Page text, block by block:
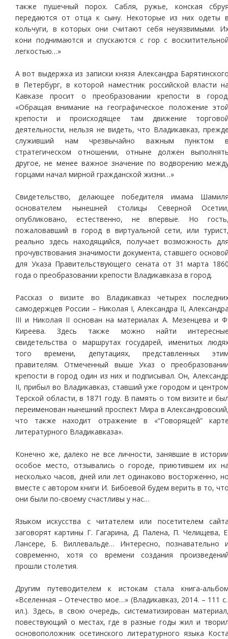
также пушечный порох. Сабля, ружье, конская
передаются от отца к сыну. Некоторые из них одеты
кольчуги, в которых они считают себя неуязвимыми.
кони поднимаются и спускаются с гор с
легкостью…»
А вот выдержка из записки князя Александра
в Петербург, в которой наместник российской власти
Кавказе просит о преобразовании крепости в
«Обращая внимание на географическое положение
крепости и происходящее там движение
деятельности, нельзя не видеть, что Владикавказ,
служивший нам чрезвычайно важным пунктом
стратегическом отношении, отныне должен
другое, не менее важное значение по водворению
горцами начал мирной гражданской жизни…»
Свидетельство, делающее победителя имама
основателем нынешней столицы Северной
опубликовано, естественно, не впервые. Но
пожаловавший в город в виртуальной сети, или
реально здесь находящийся, получает возможность
прочувствования значимости документа, ставшего
для Указа Правительствующего сената от 31 марта
года о преобразовании крепости Владикавказа в город.
Рассказ о визите во Владикавказ четырех
самодержцев России – Николая I, Александра II,
III и Николая II основан на материалах А. Мезенцева и
Киреева. Здесь также можно найти
свидетельства о маршрутах государей, именитых
того времени, депутациях, представленных
правителям. Отмеченный выше Указ о
крепости в город один из них и подписывал. Он,
II, прибыл во Владикавказ, ставший уже городом и
Терской области, в 1871 году. В память о том визите и
переименован нынешний проспект Мира в
что также находит отражение в «“Говорящей”
литературного Владикавказа».
Конечно же, далеко не все личности, занявшие в
особое место, отзывались о городе, приютившем их
несколько часов, дней или лет одинаково восторженно,
вместе с автором книги И. Бибоевой будем верить в то,
они были по-своему счастливы у нас…
Языком искусства с читателем или посетителем
заговорят картины Г. Гагарина, Д. Палена, П. Челищева,
Лансере, Б. Виллевальде… Интересно, познавательно
современно, хотя со времени создания
прошли столетия.
Другим путеводителем к истокам стала книга-
«Вселенная – Отечество мое…» (Владикавказ, 2014. – 111
ил.). Здесь, в свою очередь, систематизирован
повествующий о местах, где в разные годы жил и
основоположник осетинского литературного языка